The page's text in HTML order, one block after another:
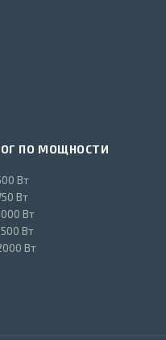
ПО МОЩНОСТИ
Вт
Вт
Вт
Вт
Вт